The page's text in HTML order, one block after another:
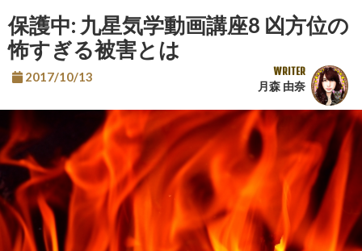
保護中: 九星気学動画講座8 凶方位の
怖すぎる被害とは
2017/10/13 WRITER
月森 由奈